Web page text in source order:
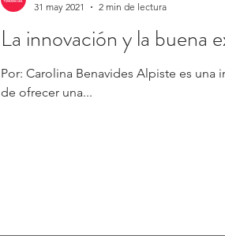
La innovación y la buena
Por: Carolina Benavides Alpiste es
de ofrecer una...
31 may 2021
2 min de lectura